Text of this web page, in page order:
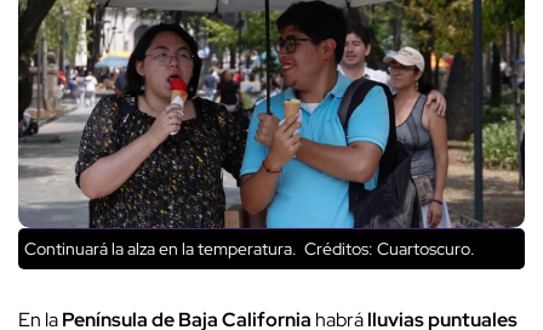
Continuará la alza en la temperatura. Créditos: Cuartoscuro.
En laPenínsula de Baja California habrálluvias puntuales